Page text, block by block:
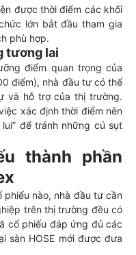
được thời điểm các khối
lớn bắt đầu tham gia
phù hợp.
tương lai
điểm quan trọng của
điểm), nhà đầu tư có thể
và hỗ trợ của thị trường.
xác định thời điểm nên
để tránh những cú sụt
thành phần
nào, nhà đầu tư cần
trên thị trường đều có
cổ phiếu đáp ứng đủ các
sàn HOSE mới được đưa